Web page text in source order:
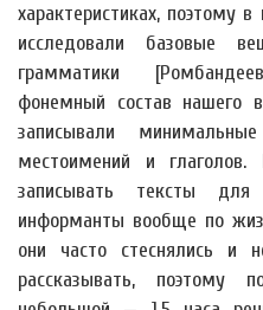
характеристиках, поэтому
исследовали базовые
грамматики
фонемный состав нашего
записывали
местоимений и
записывать тексты
информанты вообще по
они часто стеснялись
рассказывать, поэтому